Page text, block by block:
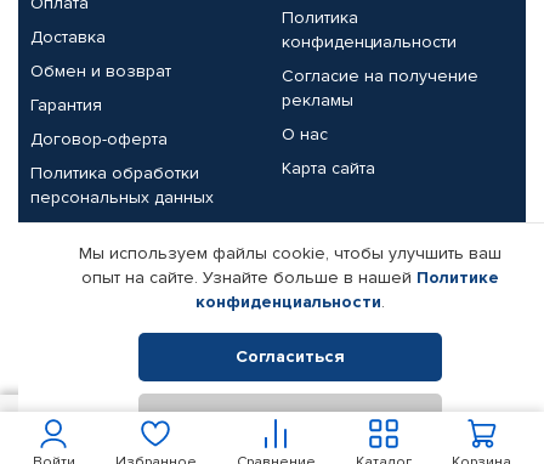
Доставка
Обмен и возврат
Гарантия
Договор-оферта
Политика обработки
персональных данных
Политика
конфиденциальности
Согласие на получение
рекламы
О нас
Карта сайта
Партнерам
Корпоративным клиентам
Поставщикам
Реквизиты компании
© КАМАЗ ЦЕНТР ДОНЕЦК, 2015-2026. Все права защищены.
Интернет-магазин автомобильных товаров Автопрофи.
Мы используем файлы cookie, чтобы улучшить ваш
опыт на сайте. Узнайте больше в нашей Политике
конфиденциальности.
Согласиться
Отклонить
5 609 В корзину